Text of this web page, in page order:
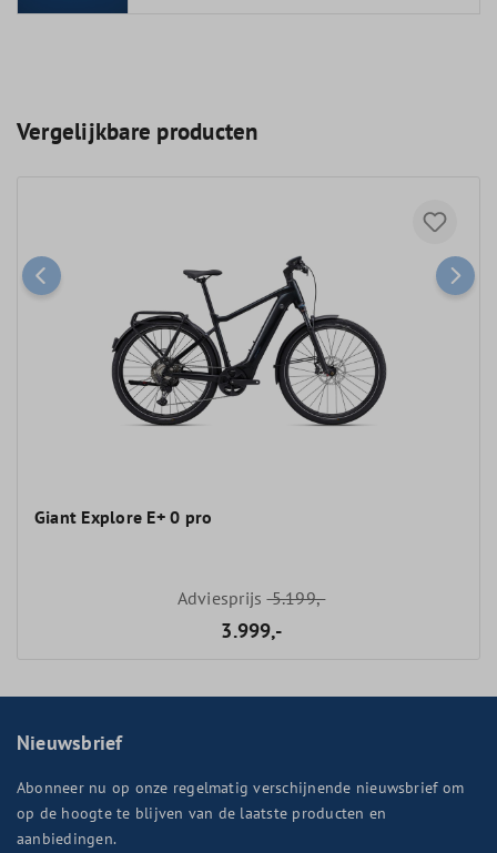
Vergelijkbare producten
Giant Explore E+ 0 pro
Adviesprijs5.199,-
3.999,-
Nieuwsbrief
Abonneer nu op onze regelmatig verschijnende nieuwsbrief om
op de hoogte te blijven van de laatste producten en
aanbiedingen.